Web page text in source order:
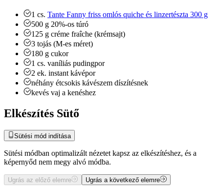
1 cs. Tante Fanny friss omlós quiche és linzertészta 300 g
500 g 20%-os túró
125 g créme fraîche (krémsajt)
3 tojás (M-es méret)
180 g cukor
1 cs. vaníliás pudingpor
2 ek. instant kávépor
néhány étcsokis kávészem díszítésnek
kevés vaj a kenéshez
Elkészítés Sütő
Sütési mód indítása
Sütési módban optimalizált nézetet kapsz az elkészítéshez, és a
képernyőd nem megy alvó módba.
Ugrás az előző elemre Ugrás a következő elemre